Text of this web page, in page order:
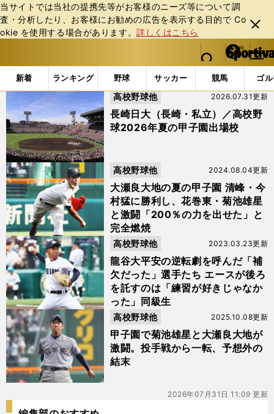
当サイトでは当社の提携先等がお客様のニーズ等について調
査・分析したり、お客様にお勧めの広告を表⽰する⽬的で Co
okie を使⽤する場合があります。詳しくはこちら
閉じ
る
web Sportiva (webスポルティーバ)
検索
マイペ
ー
ジ
メニュ
新着 ランキング 野球 サッカー 競馬 ゴ
b
ス
ル
テ
ィ
ー
バ
「#長崎日大」の最新ニュース・ 情報
長崎日大（長崎・私立）／高校野
球2026年夏の甲子園出場校
2026.07.31更新
高校野球他
大瀬良大地の夏の甲子園 清峰・今
村猛に勝利し、花巻東・菊池雄星
と激闘「200％の力を出せた」と
完全燃焼
2024.08.04更新
高校野球他
龍谷大平安の逆転劇を呼んだ「補
欠だった」選手たち エースが後ろ
を託すのは「練習が好きじゃなか
った」同級生
2023.03.23更新
高校野球他
甲子園で菊池雄星と大瀬良大地が
激闘。投手戦から一転、予想外の
結末
2025.10.08更新
高校野球他
2026年07月31日 11:09 更新